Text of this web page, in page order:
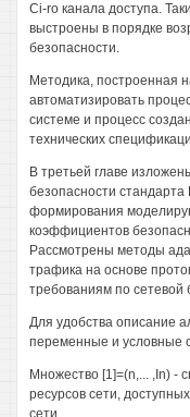
Ci-ro канала доступа.
выстроены в порядке
безопасности.
Методика, построенная
автоматизировать
системе и процесс
технических
В третьей главе
безопасности
формирования
коэффициентов
Рассмотрены методы
трафика на основе
требованиям по сетевой
Для удобства описание
переменные и условные
Множество [1]=(n,... ,In)
ресурсов сети,
сети.